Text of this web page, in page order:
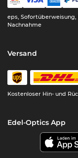
eps, Sofortüberweisung,
Nachnahme
Versand
Kostenloser Hin- und
Edel-Optics App